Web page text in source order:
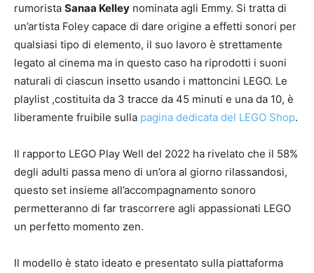
rumorista Sanaa Kelley nominata agli Emmy. Si tratta di
un’artista Foley capace di dare origine a effetti sonori per
qualsiasi tipo di elemento, il suo lavoro è strettamente
legato al cinema ma in questo caso ha riprodotti i suoni
naturali di ciascun insetto usando i mattoncini LEGO. Le
playlist ,costituita da 3 tracce da 45 minuti e una da 10, è
liberamente fruibile sulla pagina dedicata del LEGO Shop.
Il rapporto LEGO Play Well del 2022 ha rivelato che il 58%
degli adulti passa meno di un’ora al giorno rilassandosi,
questo set insieme all’accompagnamento sonoro
permetteranno di far trascorrere agli appassionati LEGO
un perfetto momento zen.
Il modello è stato ideato e presentato sulla piattaforma